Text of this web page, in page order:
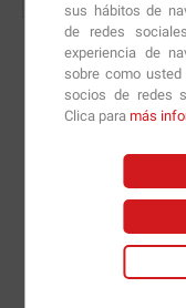
sus hábitos de
de redes
experiencia de
sobre como
socios de redes
Clica paramás
Nuevas
nuestros